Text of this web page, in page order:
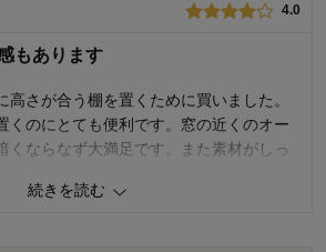
4.0
もあります
高さが合う棚を置くために買いました。
くのにとても便利です。窓の近くのオー
くならなず大満足です。また素材がしっ
。安くはないけれど高くもないのでほぼ
続きを読む